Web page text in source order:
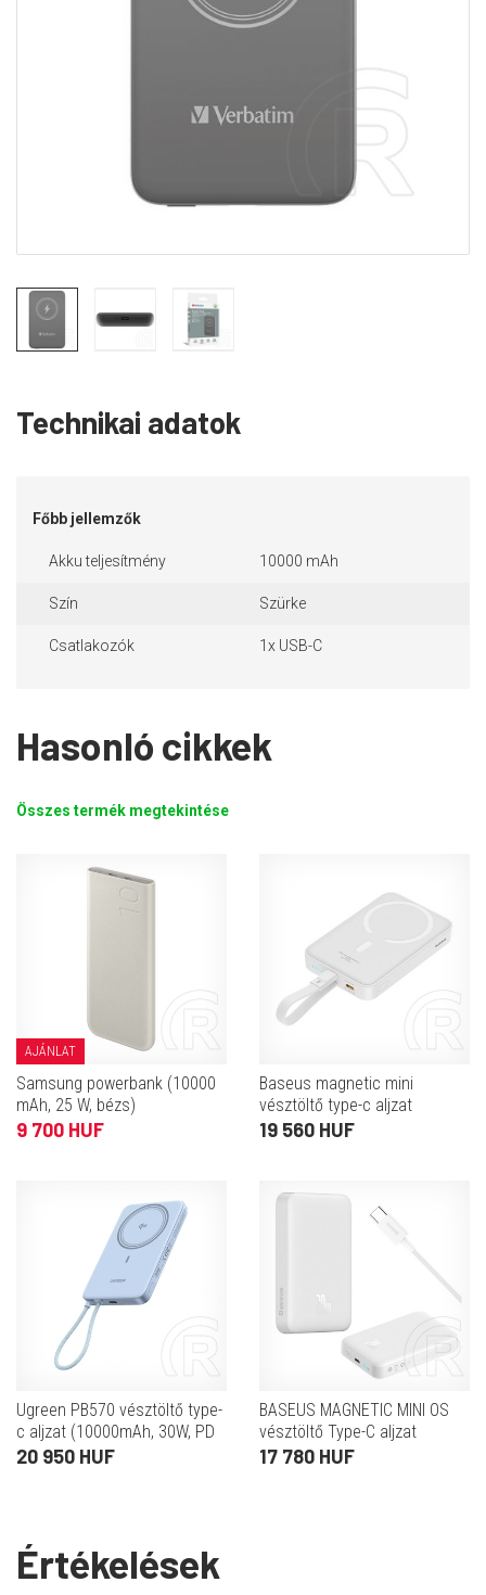
Technikai adatok
Főbb jellemzők
Akku teljesítmény 10000 mAh
Szín Szürke
Csatlakozók 1x USB-C
Hasonló cikkek
Összes termék megtekintése
AJÁNLAT
Samsung powerbank (10000
mAh, 25 W, bézs)
9 700 HUF
Baseus magnetic mini
vésztöltő type-c aljzat
(10000mah, 20w, gyorstöltő,
19 560 HUF
Ugreen PB570 vésztöltő type-
c aljzat (10000mAh, 30W, PD
gyorstöltő 3.0, qi2, mágneses,
20 950 HUF
BASEUS MAGNETIC MINI OS
vésztöltő Type-C aljzat
(10000mAh, 20W, PD
17 780 HUF
Értékelések